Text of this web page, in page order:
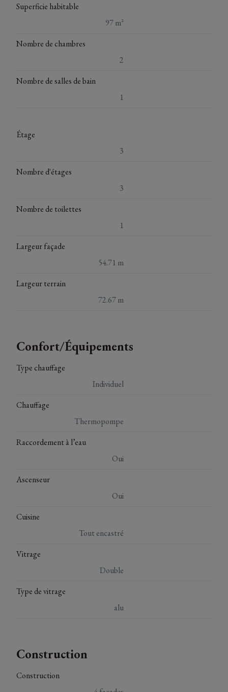
Superficie habitable
97 m²
Nombre de chambres
2
Nombre de salles de bain
1
Étage
3
Nombre d'étages
3
Nombre de toilettes
1
Largeur façade
54.71 m
Largeur terrain
72.67 m
Confort/Équipements
Type chauffage
Individuel
Chauffage
Thermopompe
Raccordement à l’eau
Oui
Ascenseur
Oui
Cuisine
Tout encastré
Vitrage
Double
Type de vitrage
alu
Construction
Construction